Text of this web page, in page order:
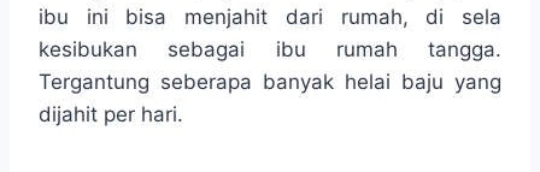
ibu ini bisa menjahit dari rumah, di sela
kesibukan sebagai ibu rumah tangga.
Tergantung seberapa banyak helai baju yang
dijahit per hari.